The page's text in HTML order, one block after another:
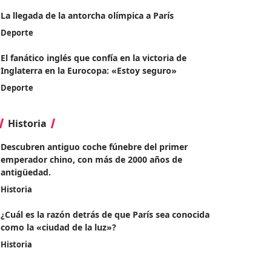
La llegada de la antorcha olímpica a París
Deporte
El fanático inglés que confía en la victoria de
Inglaterra en la Eurocopa: «Estoy seguro»
Deporte
Historia
Descubren antiguo coche fúnebre del primer
emperador chino, con más de 2000 años de
antigüedad.
Historia
¿Cuál es la razón detrás de que París sea conocida
como la «ciudad de la luz»?
Historia